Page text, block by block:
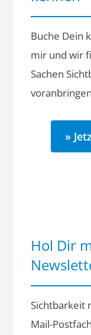
Buche Dein
mir und wir
Sachen
»
Hol Dir
Sichtbarkeit
Mail-